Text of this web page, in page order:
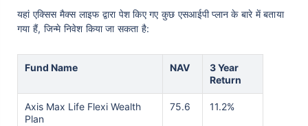
यहां एक्सिस मैक्स लाइफ द्वारा पेश किए गए कुछ एसआईपी प्लान के बारे में बताया
गया हैं, जिन्मे निवेश किया जा सकता है:
Fund Name NAV
3 Year
Return
Axis Max Life Flexi Wealth
Plan
75.6 11.2%